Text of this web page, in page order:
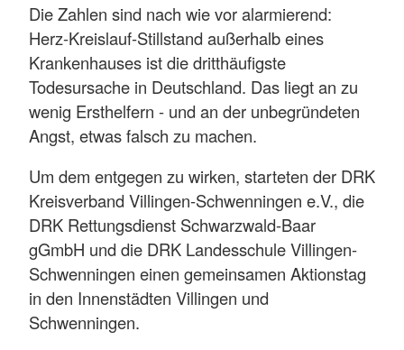
Die Zahlen sind nach wie vor alarmierend:
Herz-Kreislauf-Stillstand außerhalb eines
Krankenhauses ist die dritthäufigste
Todesursache in Deutschland. Das liegt an zu
wenig Ersthelfern - und an der unbegründeten
Angst, etwas falsch zu machen.
Um dem entgegen zu wirken, starteten der DRK
Kreisverband Villingen-Schwenningen e.V., die
DRK Rettungsdienst Schwarzwald-Baar
gGmbH und die DRK Landesschule Villingen-
Schwenningen einen gemeinsamen Aktionstag
in den Innenstädten Villingen und
Schwenningen.